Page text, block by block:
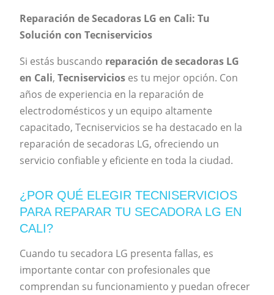
Reparación de Secadoras LG en Cali: Tu
Solución con Tecniservicios
Si estás buscando reparación de secadoras LG
en Cali, Tecniservicios es tu mejor opción. Con
años de experiencia en la reparación de
electrodomésticos y un equipo altamente
capacitado, Tecniservicios se ha destacado en la
reparación de secadoras LG, ofreciendo un
servicio confiable y eficiente en toda la ciudad.
¿POR QUÉ ELEGIR TECNISERVICIOS
PARA REPARAR TU SECADORA LG EN
CALI?
Cuando tu secadora LG presenta fallas, es
importante contar con profesionales que
comprendan su funcionamiento y puedan ofrecer